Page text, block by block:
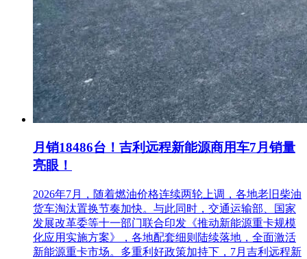
联系方式：朱婉琳 0777-3881668
2024年8月7日
月销18486台！吉利远程新能源商用车7月销量
亮眼！
2026年7月，随着燃油价格连续两轮上调，各地老旧柴油
货车淘汰置换节奏加快。与此同时，交通运输部、国家
发展改革委等十一部门联合印发《推动新能源重卡规模
化应用实施方案》，各地配套细则陆续落地，全面激活
新能源重卡市场。多重利好政策加持下，7月吉利远程新